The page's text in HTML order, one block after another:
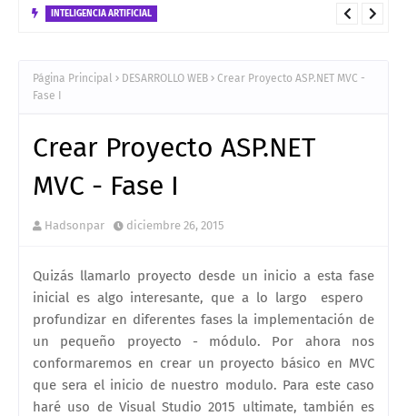
INTELIGENCIA ARTIFICIAL
Página Principal DESARROLLO WEB
Crear Proyecto ASP.NET MVC -
Fase I
Crear Proyecto ASP.NET
MVC - Fase I
Hadsonpar diciembre 26, 2015
Quizás llamarlo proyecto desde un inicio a esta fase
inicial es algo interesante, que a lo largo espero
profundizar en diferentes fases la implementación de
un pequeño proyecto - módulo. Por ahora nos
conformaremos en crear un proyecto básico en MVC
que sera el inicio de nuestro modulo. Para este caso
haré uso de Visual Studio 2015 ultimate, también es